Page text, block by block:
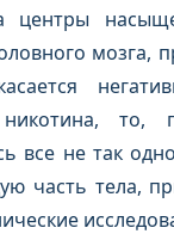
центры
мозга,
никотина,
все не так
часть тела,